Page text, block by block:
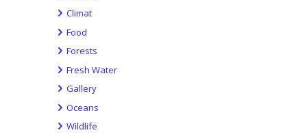
Climat
Food
Forests
Fresh Water
Gallery
Oceans
Wildlife